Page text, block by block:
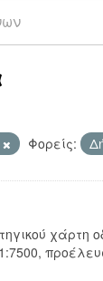
Φορείς:
χάρτη